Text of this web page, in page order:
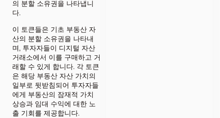
의 분할 소유권을 나타냅니
다.
이 토큰들은 기초 부동산 자
산의 분할 소유권을 나타내
며, 투자자들이 디지털 자산
거래소에서 이를 구매하고 거
래할 수 있게 합니다. 각 토큰
은 해당 부동산 자산 가치의
일부로 뒷받침되어 투자자들
에게 부동산의 잠재적 가치
상승과 임대 수익에 대한 노
출 기회를 제공합니다.